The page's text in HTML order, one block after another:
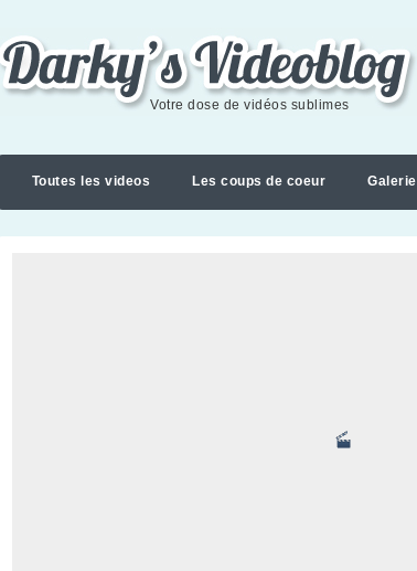
Darky's videoblog
Votre dose de vidéos sublimes
Toutes les videos Les coups de coeur Galerie